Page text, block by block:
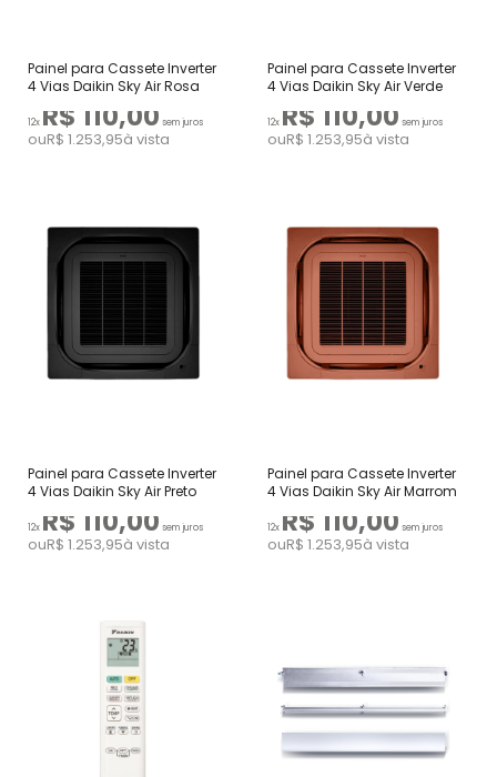
Painel para Cassete Inverter
4 Vias Daikin Sky Air Rosa
12x R$ 110,00 sem juros
ouR$ 1.253,95à vista
Painel para Cassete Inverter
4 Vias Daikin Sky Air Verde
12x R$ 110,00 sem juros
ouR$ 1.253,95à vista
Painel para Cassete Inverter
4 Vias Daikin Sky Air Preto
12x R$ 110,00 sem juros
ouR$ 1.253,95à vista
Painel para Cassete Inverter
4 Vias Daikin Sky Air Marrom
12x R$ 110,00 sem juros
ouR$ 1.253,95à vista